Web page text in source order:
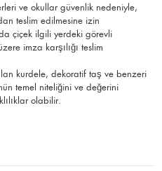
ve okullar güvenlik nedeniyle,
teslim edilmesine izin
çiçek ilgili yerdeki görevli
imza karşılığı teslim
kurdele, dekoratif taş ve benzeri
temel niteliğini ve değerini
olabilir.